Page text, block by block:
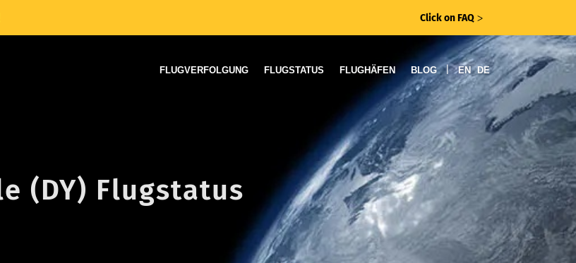
Click on FAQ ᐳ
FLUGVERFOLGUNG FLUGSTATUS FLUGHÄFEN BLOG | EN DE
(DY) Flugstatus